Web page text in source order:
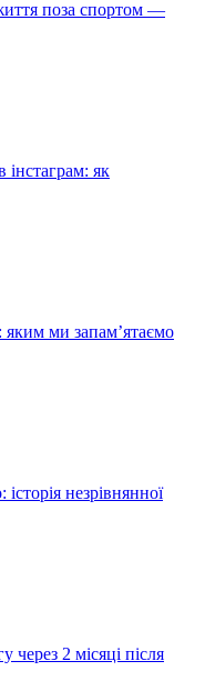
поза спортом —
інстаграм: як
яким ми запам’ятаємо
незрівнянної
2 місяці після